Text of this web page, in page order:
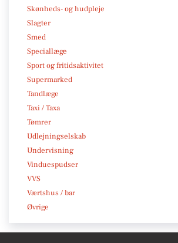
Skønheds- og hudpleje
Slagter
Smed
Speciallæge
Sport og fritidsaktivitet
Supermarked
Tandlæge
Taxi / Taxa
Tømrer
Udlejningselskab
Undervisning
Vinduespudser
VVS
Værtshus / bar
Øvrige